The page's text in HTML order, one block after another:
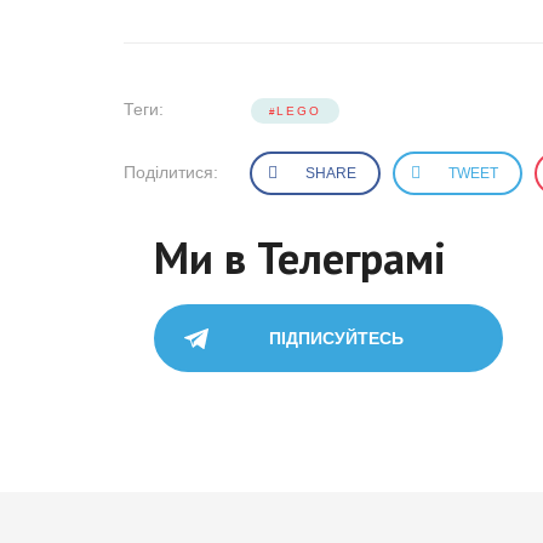
Теги: LEGO
Поділитися: SHARE TWEET
Ми в Телеграмі
ПІДПИСУЙТЕСЬ